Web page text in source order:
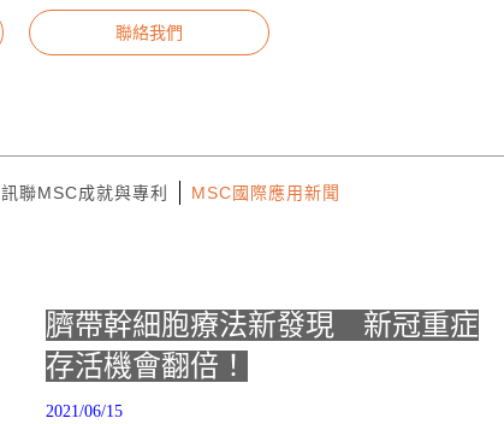
聯絡我們
訊聯MSC成就與專利
MSC國際應用新聞
臍帶幹細胞療法新發現 新冠重症
存活機會翻倍！
2021/06/15